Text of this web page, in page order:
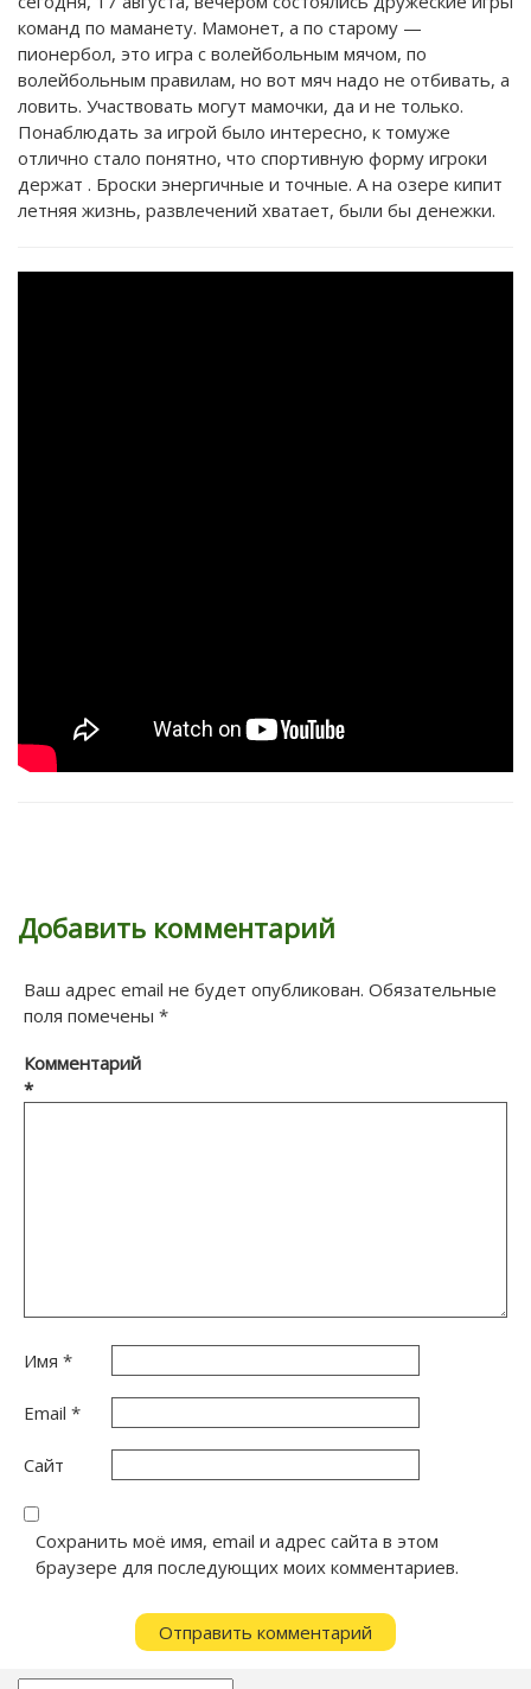
команд по маманету. Мамонет, а по старому —
пионербол, это игра с волейбольным мячом, по
волейбольным правилам, но вот мяч надо не отбивать, а
ловить. Участвовать могут мамочки, да и не только.
Понаблюдать за игрой было интересно, к томуже
отлично стало понятно, что спортивную форму игроки
держат . Броски энергичные и точные. А на озере кипит
летняя жизнь, развлечений хватает, были бы денежки.
Добавить комментарий
Ваш адрес email не будет опубликован. Обязательные
поля помечены *
Комментарий
*
Имя *
Email *
Сайт
Сохранить моё имя, email и адрес сайта в этом
браузере для последующих моих комментариев.